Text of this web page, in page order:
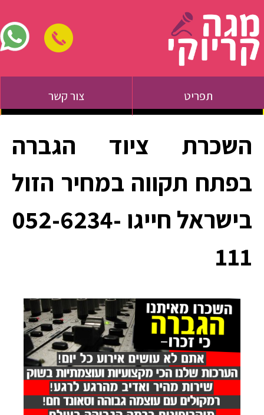
תפריט צור קשר
השכרת ציוד הגברה
בפתח תקווה במחיר הזול
בישראל חייגו 052-6234-
111